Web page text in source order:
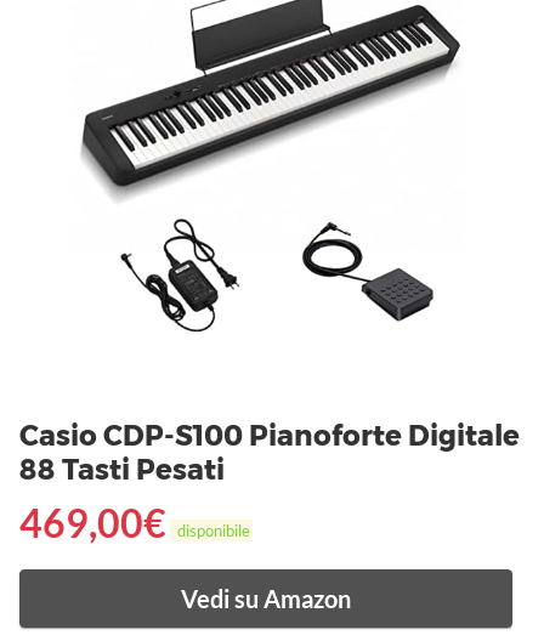
Casio CDP-S100 Pianoforte Digitale
88 Tasti Pesati
469,00€ disponibile
Vedi su Amazon